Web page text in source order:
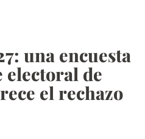
una encuesta
de
el rechazo